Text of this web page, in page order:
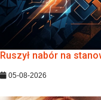
Ruszył nabór na
05-08-2026